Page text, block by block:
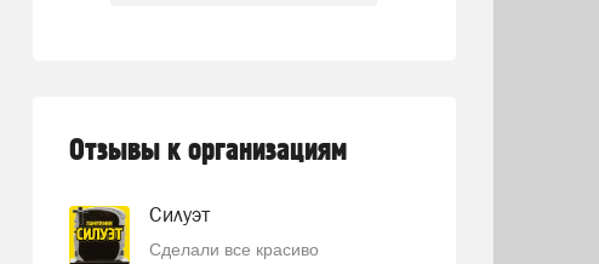
Отзывы к организациям
Силуэт
Сделали все красиво